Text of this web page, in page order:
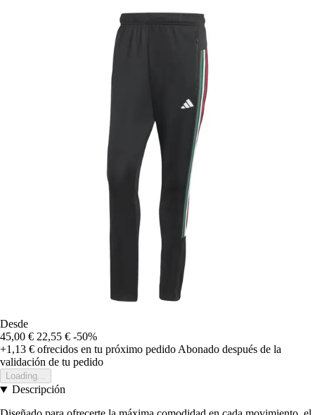
Desde
45,00 € 22,55 € -50%
+1,13 € ofrecidos en tu próximo pedidoAbonado después de la
validación de tu pedido
Loading...
Descripción